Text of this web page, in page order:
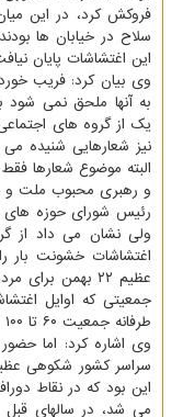
فروکش کرد، در این
سلاح در خیابان ها
این اغتشاشات پایان
وی بیان کرد: فریب
یک از گروه های
نیز شعارهایی شنیده
البته موضوع شعارها
و رهبری محبوب ملت و
رئیس شورای حوزه های
ولی نشان می داد از
اغتشاشات خشونت بار
عظیم ۲۲ بهمن
جمعیتی که اوایل
طرفانه جمعیت ۶۰ تا ۱۰۰ هزار نفر بودند و هر روز کمتر شد.
وی اشاره کرد: اما
سراسر کشور شکوهی
این بود که در نقاط
می شد، در سالهای